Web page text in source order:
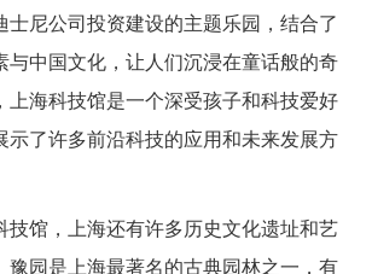
士尼公司投资建设的主题乐园，结合了
与中国文化，让人们沉浸在童话般的奇
上海科技馆是一个深受孩子和科技爱好
示了许多前沿科技的应用和未来发展方
技馆，上海还有许多历史文化遗址和艺
豫园是上海最著名的古典园林之一，有